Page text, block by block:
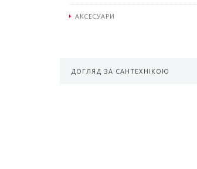
АКСЕСУАРИ
ДОГЛЯД ЗА САНТЕХНІКОЮ